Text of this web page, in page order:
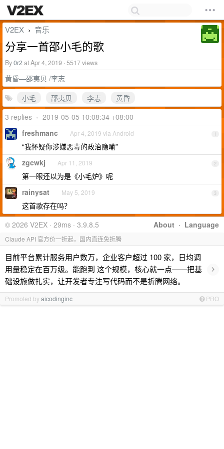
V2EX › 音乐
分享一首邵小毛的歌
By0r2at Apr 4, 2019 · 5517 views
黄昏—邵夷贝 /李志
小毛
邵夷贝 李志
黄昏
3 replies • 2019-05-05 10:08:34 +08:00
1
freshmanc Apr 4, 2019 via Android
“我怀疑你涉嫌恶毒的政治隐喻”
2
zgcwkj Apr 11, 2019
第一眼还以为是《小毛炉》呢
3
rainysat May 5, 2019
这首歌存在吗？
About · Language
© 2026 V2EX · 29ms · 3.9.8.5
Claude API 官方价一折起，国内直连免折腾
目前平台累计服务用户数万，企业客户超过 100 家，日均调
用量稳定在百万级。能跑到 这个规模，核心就一点——把基
础设施做扎实，让开发者专注写代码而不是折腾网络。
›
Promoted byaicodinginc PRO